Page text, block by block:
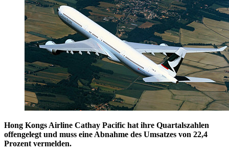
Hong Kongs Airline Cathay Pacific hat ihre Quartalszahlen
offengelegt und muss eine Abnahme des Umsatzes von 22,4
Prozent vermelden.